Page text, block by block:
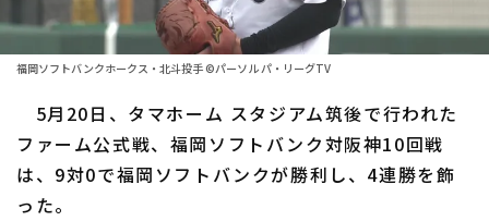
1軍公式戦
ファーム東地区
ファーム西地区
交流戦
選手名鑑
選手名鑑トップ
北海道日本ハムファイターズ
東北楽天ゴールデンイーグルス
ニュース
福岡ソフトバンクホークス・北斗投手 ©パーソル パ・リーグTV
5月20日、タマホーム スタジアム筑後で行われた
ファーム公式戦、福岡ソフトバンク対阪神10回戦
は、9対0で福岡ソフトバンクが勝利し、4連勝を飾
った。